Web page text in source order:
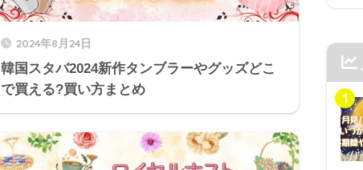
2024年8月24日
韓国スタバ2024新作タンブラーやグッズどこ
で買える?買い方まとめ
1